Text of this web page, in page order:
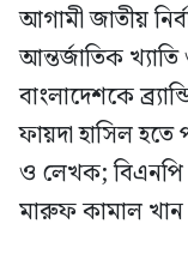
আগামী জাতীয়
আন্তর্জাতিক
বাংলাদেশকে
ফায়দা হাসিল
ও লেখক; বিএনপি
মারুফ কামাল